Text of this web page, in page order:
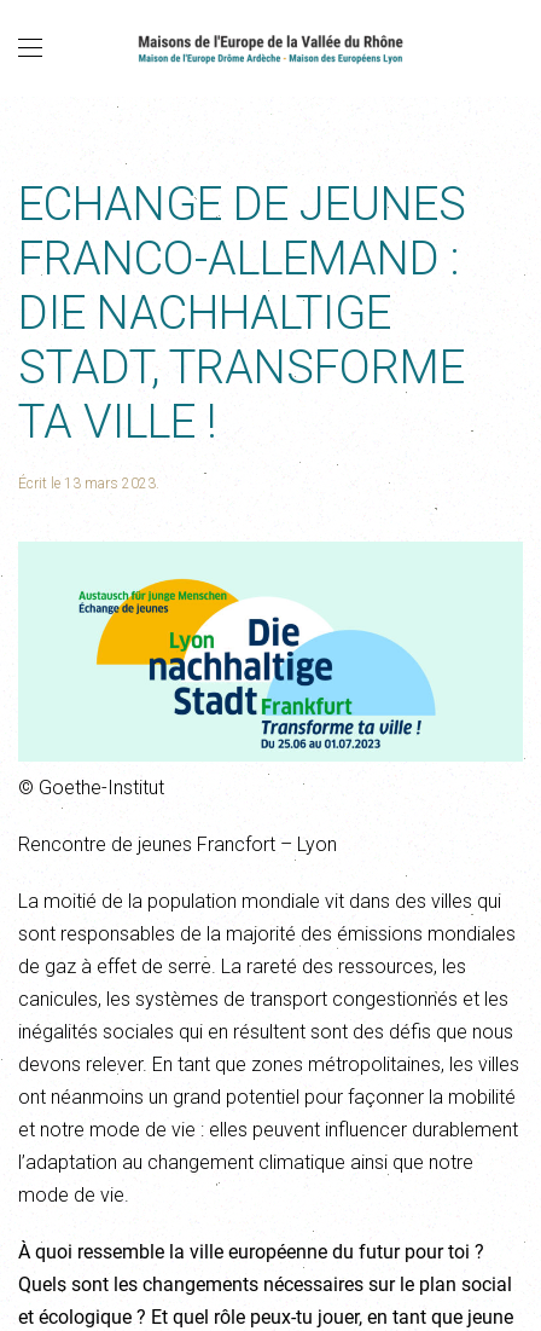
ECHANGE DE JEUNES
FRANCO-ALLEMAND :
DIE NACHHALTIGE
STADT, TRANSFORME
TA VILLE !
Écrit le 13 mars 2023.
© Goethe-Institut
Rencontre de jeunes Francfort – Lyon
La moitié de la population mondiale vit dans des villes qui
sont responsables de la majorité des émissions mondiales
de gaz à effet de serre. La rareté des ressources, les
canicules, les systèmes de transport congestionnés et les
inégalités sociales qui en résultent sont des défis que nous
devons relever. En tant que zones métropolitaines, les villes
ont néanmoins un grand potentiel pour façonner la mobilité
et notre mode de vie : elles peuvent influencer durablement
l’adaptation au changement climatique ainsi que notre
mode de vie.
À quoi ressemble la ville européenne du futur pour toi ?
Quels sont les changements nécessaires sur le plan social
et écologique ? Et quel rôle peux-tu jouer, en tant que jeune